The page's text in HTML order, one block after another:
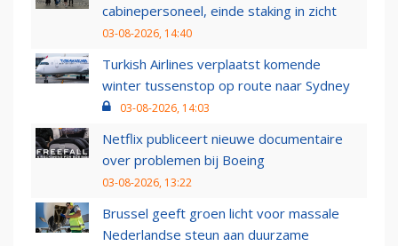
cabinepersoneel, einde staking in zicht
03-08-2026, 14:40
Turkish Airlines verplaatst komende
winter tussenstop op route naar Sydney
03-08-2026, 14:03
Netflix publiceert nieuwe documentaire
over problemen bij Boeing
03-08-2026, 13:22
Brussel geeft groen licht voor massale
Nederlandse steun aan duurzame